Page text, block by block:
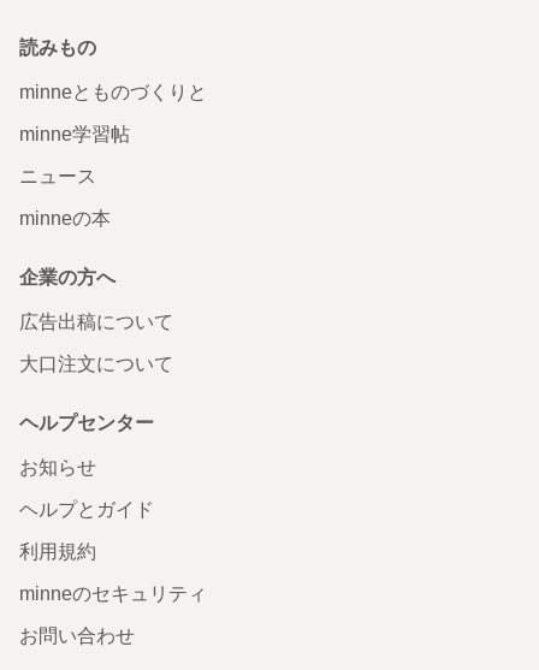
読みもの
minneとものづくりと
minne学習帖
ニュース
minneの本
企業の方へ
広告出稿について
大口注文について
ヘルプセンター
お知らせ
ヘルプとガイド
利用規約
minneのセキュリティ
お問い合わせ